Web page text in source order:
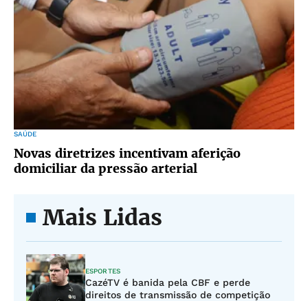
SAÚDE
Novas diretrizes incentivam aferição
domiciliar da pressão arterial
Mais Lidas
ESPORTES
CazéTV é banida pela CBF e perde
direitos de transmissão de competição